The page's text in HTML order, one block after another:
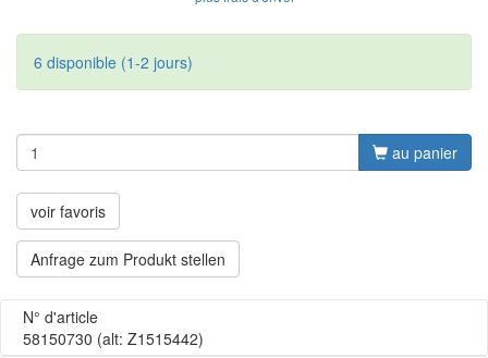
6 disponible (1-2 jours)
au panier
voir favoris
Anfrage zum Produkt stellen
N° d'article
58150730 (alt: Z1515442)